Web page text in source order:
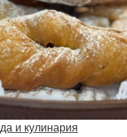
и кулинария